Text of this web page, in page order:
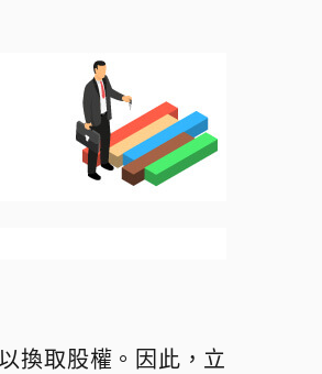
換取股權。因此，立